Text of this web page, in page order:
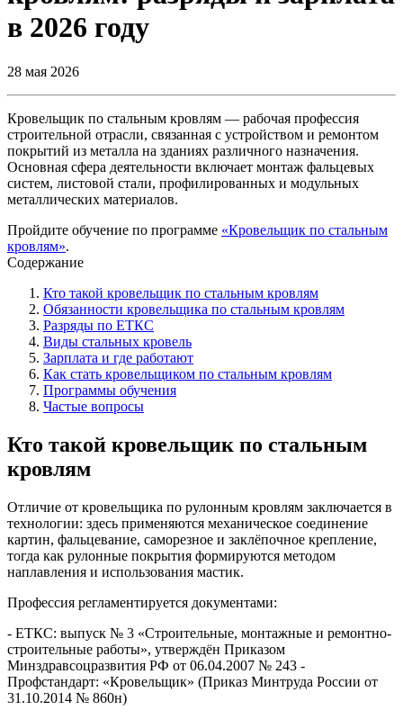
в 2026 году
28 мая 2026
Кровельщик по стальным кровлям — рабочая профессия
строительной отрасли, связанная с устройством и ремонтом
покрытий из металла на зданиях различного назначения.
Основная сфера деятельности включает монтаж фальцевых
систем, листовой стали, профилированных и модульных
металлических материалов.
Пройдите обучение по программе «Кровельщик по стальным
кровлям».
Содержание
Кто такой кровельщик по стальным кровлям
Обязанности кровельщика по стальным кровлям
Разряды по ЕТКС
Виды стальных кровель
Зарплата и где работают
Как стать кровельщиком по стальным кровлям
Программы обучения
Частые вопросы
Кто такой кровельщик по стальным
кровлям
Отличие от кровельщика по рулонным кровлям заключается в
технологии: здесь применяются механическое соединение
картин, фальцевание, саморезное и заклёпочное крепление,
тогда как рулонные покрытия формируются методом
наплавления и использования мастик.
Профессия регламентируется документами:
- ЕТКС: выпуск № 3 «Строительные, монтажные и ремонтно-
строительные работы», утверждён Приказом
Минздравсоцразвития РФ от 06.04.2007 № 243 -
Профстандарт: «Кровельщик» (Приказ Минтруда России от
31.10.2014 № 860н)